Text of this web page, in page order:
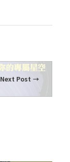
Next Post